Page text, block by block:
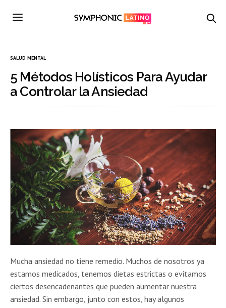
SALUD MENTAL
5 Métodos Holísticos Para Ayudar
a Controlar la Ansiedad
Mucha ansiedad no tiene remedio. Muchos de nosotros ya
estamos medicados, tenemos dietas estrictas o evitamos
ciertos desencadenantes que pueden aumentar nuestra
ansiedad. Sin embargo, junto con estos, hay algunos